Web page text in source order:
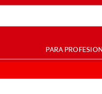
PARA